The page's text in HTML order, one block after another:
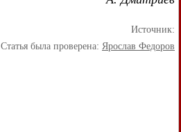
Источник:
Статья была проверена: Ярослав Федоров